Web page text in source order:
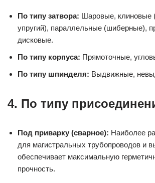
По типу затвора: Шаровые, клиновые
упругий), параллельные (шиберные),
дисковые.
По типу корпуса: Прямоточные,
По типу шпинделя: Выдвижные,
4. По типу
Под приварку (сварное): Наиболее
для магистральных трубопроводов и
обеспечивает максимальную
прочность.